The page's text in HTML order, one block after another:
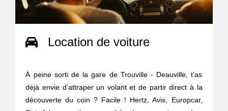
Location de voiture
À peine sorti de la gare de Trouville - Deauville, t’as
déjà envie d’attraper un volant et de partir direct à la
découverte du coin ? Facile ! Hertz, Avis, Europcar,